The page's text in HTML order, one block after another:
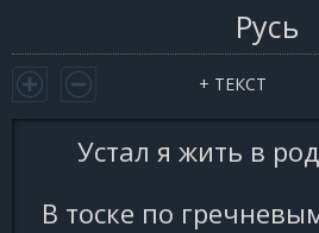
Русь
+ ТЕКСТ
Устал я жить в
В тоске по